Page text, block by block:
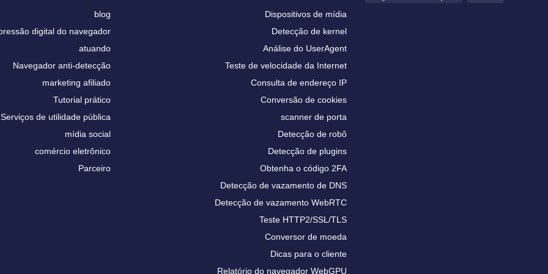
blog
digital do navegador
atuando
Navegador anti-detecção
marketing afiliado
Tutorial prático
Serviços de utilidade pública
mídia social
comércio eletrônico
Parceiro
Dispositivos de mídia
Detecção de kernel
Análise do UserAgent
Teste de velocidade da Internet
Consulta de endereço IP
Conversão de cookies
scanner de porta
Detecção de robô
Detecção de plugins
Obtenha o código 2FA
Detecção de vazamento de DNS
Detecção de vazamento WebRTC
Teste HTTP2/SSL/TLS
Conversor de moeda
Dicas para o cliente
Relatório do navegador WebGPU